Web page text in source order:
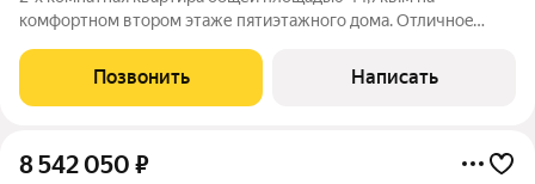
комфортном втором этаже пятиэтажного дома. Отличнoe
оcтанoвки, ДКМ, мaгaзины. Дом расположен во дворе,
поэтому в квартире всегда тихо. Чиcтый
Позвонить Написать
8 542 050 ₽